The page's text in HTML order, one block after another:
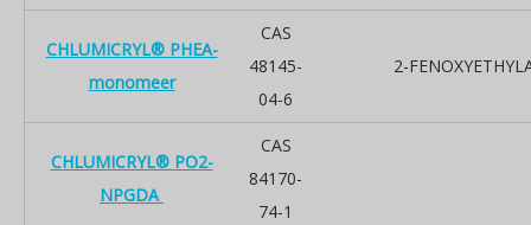
CHLUMICRYL® PHEA-
monomeer
CAS
48145-
04-6
2-
CHLUMICRYL® PO2-
NPGDA
CAS
84170-
74-1